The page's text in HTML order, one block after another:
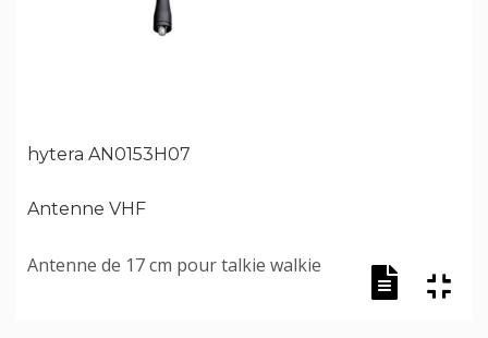
hytera AN0153H07
Antenne VHF
Antenne de 17 cm pour talkie walkie